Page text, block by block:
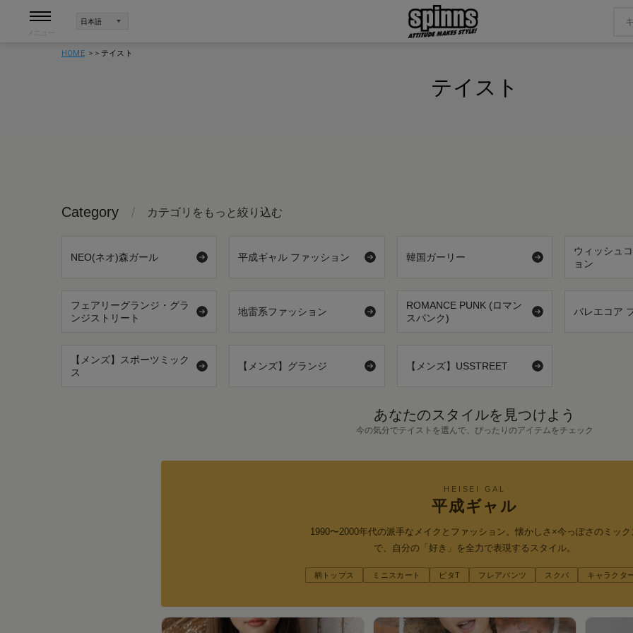
HOME テイスト
テイスト
Category カテゴリをもっと絞り込む
NEO(ネオ)森ガール 平成ギャル ファッション 韓国ガーリー
ウィッシュ
ョン
フェアリーグランジ・グラ
ンジストリート
地雷系ファッション
ROMANCE PUNK (ロマン
スパンク)
バレエコア
【メンズ】スポーツミック
ス
【メンズ】グランジ 【メンズ】USSTREET
あなたのスタイルを見つけよう
今の気分でテイストを選んで、ぴったりのアイテムをチェック
HEISEI GAL
平成ギャル
1990〜2000年代の派手なメイクとファッション。懐かしさ×今っぽさのミック
で、自分の「好き」を全力で表現するスタイル。
柄トップス ミニスカート ピタT フレアパンツ スクバ キャラクタ